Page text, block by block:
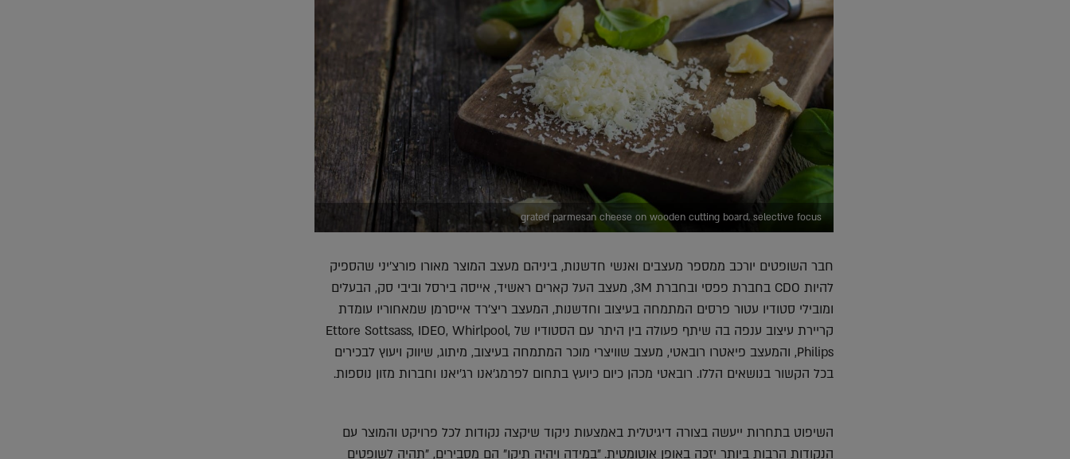
grated parmesan cheese on wooden cutting board, selective focus
חבר השופטים יורכב ממספר מעצבים ואנשי חדשנות, ביניהם מעצב המוצר מאורו פורצ'יני שהספיק
להיות CDO בחברת פפסי ובחברת 3M, מעצב העל קארים ראשיד, אייסה בירסל וביבי סק, הבעלים
ומובילי סטודיו עטור פרסים המתמחה בעיצוב וחדשנות, המעצב ריצ'רד אייסרמן שמאחוריו עומדת
קריירת עיצוב ענפה בה שיתף פעולה בין היתר עם הסטודיו של Ettore Sottsass, IDEO, Whirlpool,
Philips, והמעצב פיאטרו רובאטי, מעצב שוויצרי מוכר המתמחה בעיצוב, מיתוג, שיווק ויעוץ לבכירים
בכל הקשור בנושאים הללו. רובאטי מכהן כיום כיועץ בתחום לפרמג'אנו רג'יאנו וחברות מזון נוספות.
השיפוט בתחרות ייעשה בצורה דיגיטלית באמצעות ניקוד שיקצה נקודות לכל פרויקט והמוצר עם
הנקודות הרבות ביותר יזכה באופן אוטומטית. "במידה ויהיה תיקו" הם מסבירים, "תהיה לשופטים